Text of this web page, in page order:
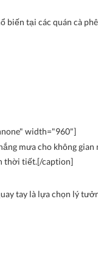
tại các quán cà
width="960"]
thời tiết.[/caption]
tay là lựa chọn lý